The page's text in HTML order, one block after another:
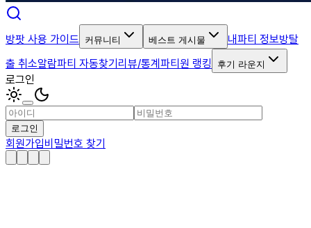
방팟 사용 가이드 커뮤니티 베스트 게시물 내파티 정보방탈
출 취소알람파티 자동찾기리뷰/통계파티원 랭킹 후기 라운지
로그인
로그인
회원가입비밀번호 찾기